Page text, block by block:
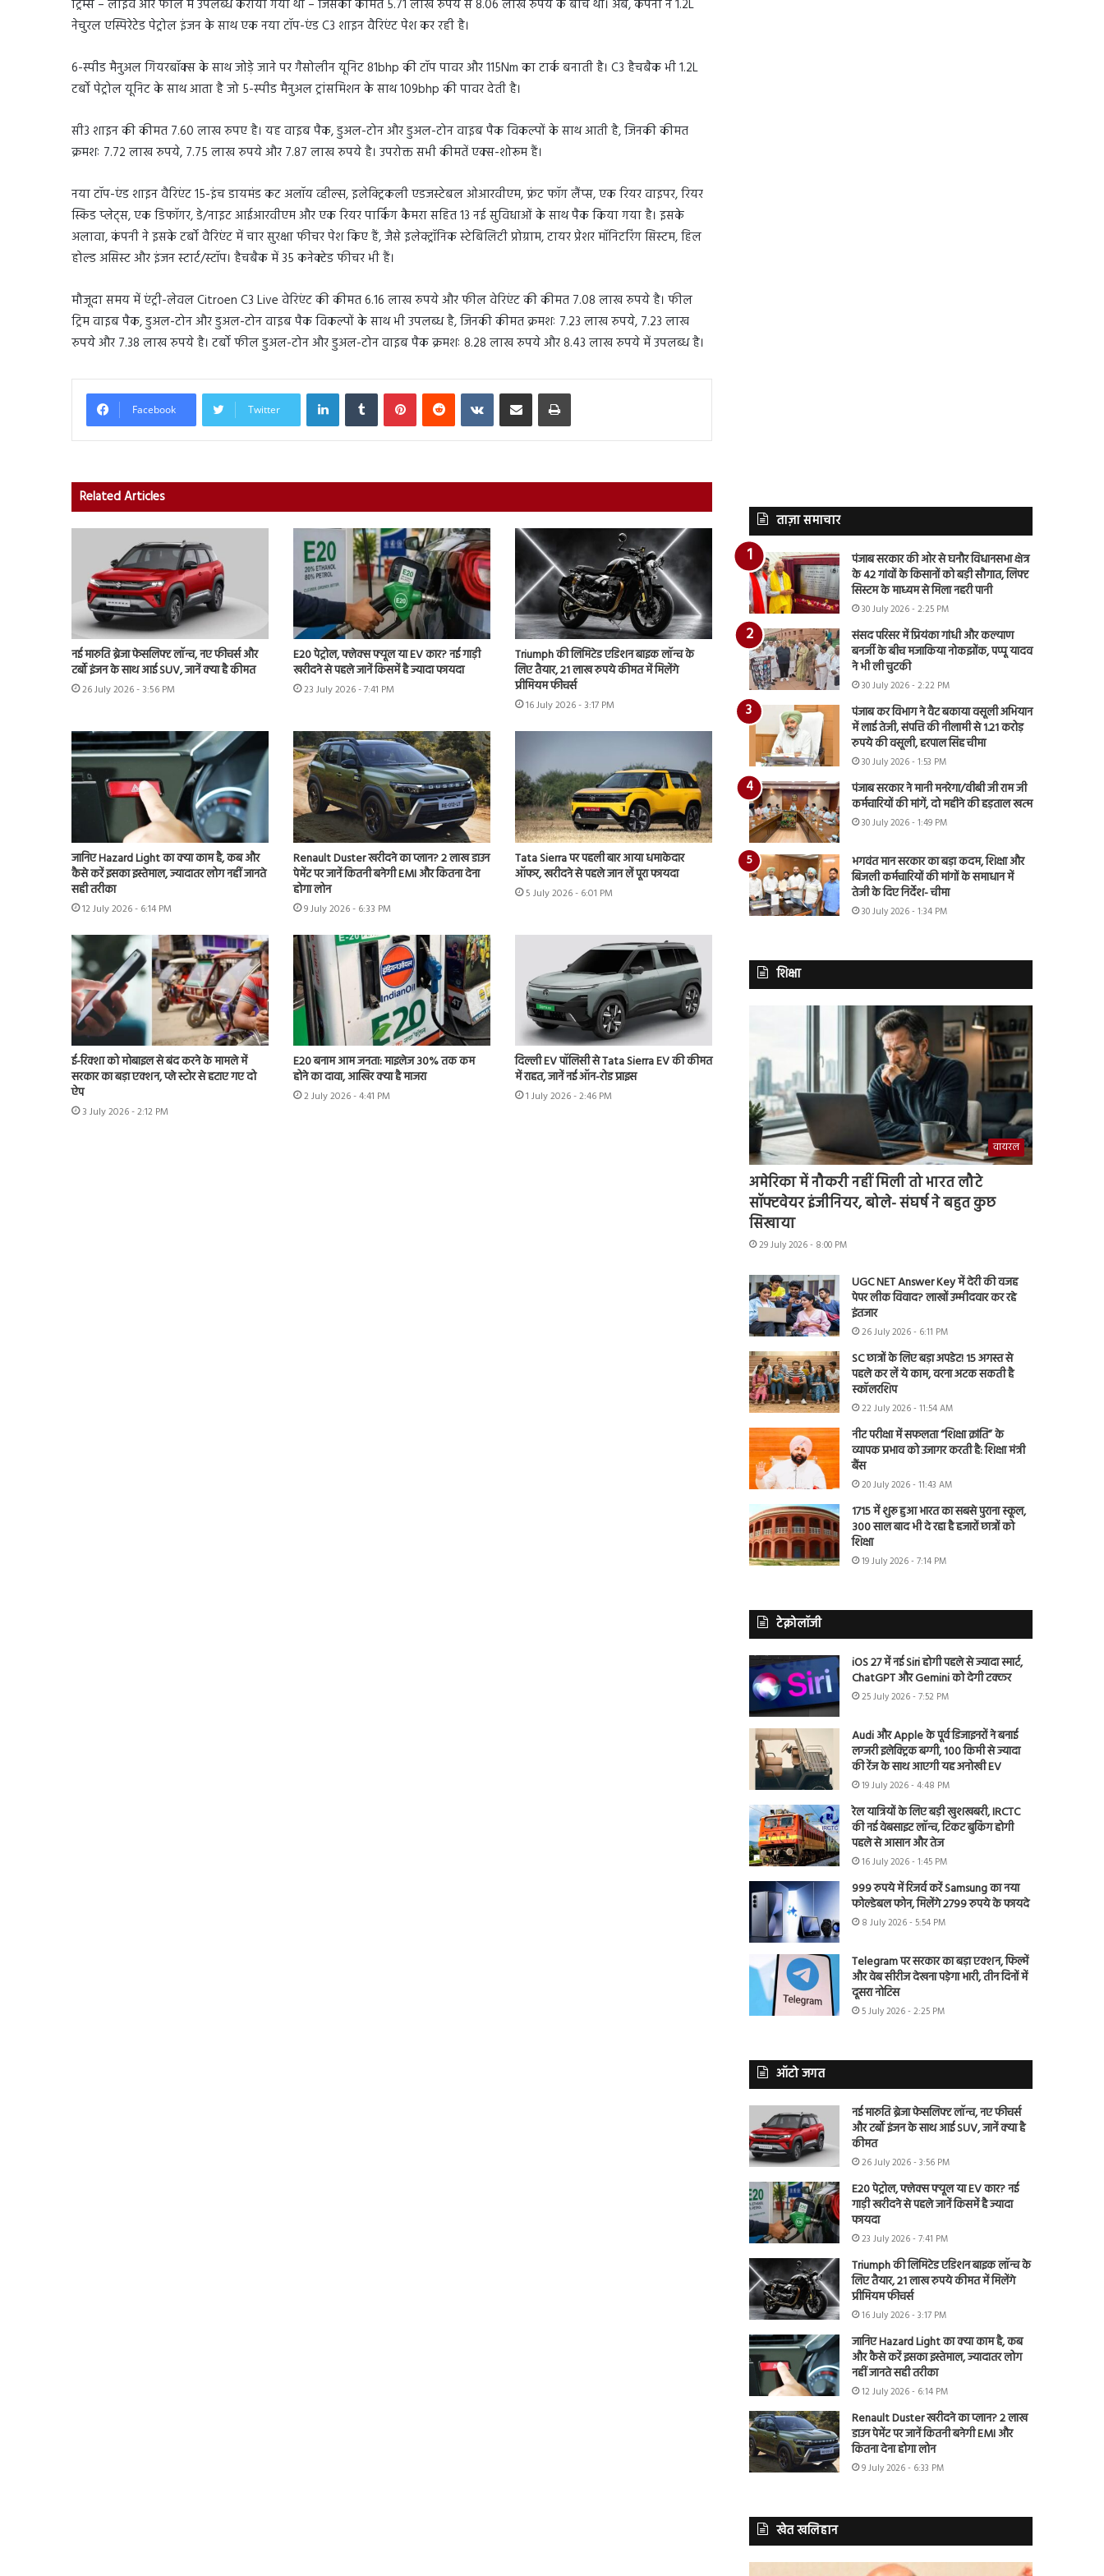
ट्रिम्स – लाइव और फील में उपलब्ध कराया गया था – जिसकी कीमत 5.71 लाख रुपये से 8.06 लाख रुपये के बीच थी। अब, कंपनी ने 1.2L
नेचुरल एस्पिरेटेड पेट्रोल इंजन के साथ एक नया टॉप-एंड C3 शाइन वैरिएंट पेश कर रही है।
6-स्पीड मैनुअल गियरबॉक्स के साथ जोड़े जाने पर गैसोलीन यूनिट 81bhp की टॉप पावर और 115Nm का टार्क बनाती है। C3 हैचबैक भी 1.2L
टर्बो पेट्रोल यूनिट के साथ आता है जो 5-स्पीड मैनुअल ट्रांसमिशन के साथ 109bhp की पावर देती है।
सी3 शाइन की कीमत 7.60 लाख रुपए है। यह वाइब पैक, डुअल-टोन और डुअल-टोन वाइब पैक विकल्पों के साथ आती है, जिनकी कीमत
क्रमशः 7.72 लाख रुपये, 7.75 लाख रुपये और 7.87 लाख रुपये है। उपरोक्त सभी कीमतें एक्स-शोरूम हैं।
नया टॉप-एंड शाइन वैरिएंट 15-इंच डायमंड कट अलॉय व्हील्स, इलेक्ट्रिकली एडजस्टेबल ओआरवीएम, फ्रंट फॉग लैंप्स, एक रियर वाइपर, रियर
स्किड प्लेट्स, एक डिफॉगर, डे/नाइट आईआरवीएम और एक रियर पार्किंग कैमरा सहित 13 नई सुविधाओं के साथ पैक किया गया है। इसके
अलावा, कंपनी ने इसके टर्बो वैरिएंट में चार सुरक्षा फीचर पेश किए हैं, जैसे इलेक्ट्रॉनिक स्टेबिलिटी प्रोग्राम, टायर प्रेशर मॉनिटरिंग सिस्टम, हिल
होल्ड असिस्ट और इंजन स्टार्ट/स्टॉप। हैचबैक में 35 कनेक्टेड फीचर भी हैं।
मौजूदा समय में एंट्री-लेवल Citroen C3 Live वेरिएंट की कीमत 6.16 लाख रुपये और फील वेरिएंट की कीमत 7.08 लाख रुपये है। फील
ट्रिम वाइब पैक, डुअल-टोन और डुअल-टोन वाइब पैक विकल्पों के साथ भी उपलब्ध है, जिनकी कीमत क्रमशः 7.23 लाख रुपये, 7.23 लाख
रुपये और 7.38 लाख रुपये है। टर्बो फील डुअल-टोन और डुअल-टोन वाइब पैक क्रमशः 8.28 लाख रुपये और 8.43 लाख रुपये में उपलब्ध है।
Facebook Twitter
LinkedInTumblr PinterestReddit VKontakteShare via Email Print
Related Articles
नई मारुति ब्रेजा फेसलिफ्ट लॉन्च, नए फीचर्स और
टर्बो इंजन के साथ आई SUV, जानें क्या है कीमत
26 July 2026 - 3:56 PM
E20 पेट्रोल, फ्लेक्स फ्यूल या EV कार? नई गाड़ी
खरीदने से पहले जानें किसमें है ज्यादा फायदा
23 July 2026 - 7:41 PM
Triumph की लिमिटेड एडिशन बाइक लॉन्च के
लिए तैयार, 21 लाख रुपये कीमत में मिलेंगे
प्रीमियम फीचर्स
16 July 2026 - 3:17 PM
जानिए Hazard Light का क्या काम है, कब और
कैसे करें इसका इस्तेमाल, ज्यादातर लोग नहीं जानते
सही तरीका
12 July 2026 - 6:14 PM
Renault Duster खरीदने का प्लान? 2 लाख डाउन
पेमेंट पर जानें कितनी बनेगी EMI और कितना देना
होगा लोन
9 July 2026 - 6:33 PM
Tata Sierra पर पहली बार आया धमाकेदार
ऑफर, खरीदने से पहले जान लें पूरा फायदा
5 July 2026 - 6:01 PM
ई-रिक्शा को मोबाइल से बंद करने के मामले में
सरकार का बड़ा एक्शन, प्ले स्टोर से हटाए गए दो
ऐप
3 July 2026 - 2:12 PM
E20 बनाम आम जनता: माइलेज 30% तक कम
होने का दावा, आखिर क्या है माजरा
2 July 2026 - 4:41 PM
दिल्ली EV पॉलिसी से Tata Sierra EV की कीमत
में राहत, जानें नई ऑन-रोड प्राइस
1 July 2026 - 2:46 PM
ताज़ा समाचार
पंजाब सरकार की ओर से घनौर विधानसभा क्षेत्र
के 42 गांवों के किसानों को बड़ी सौगात, लिफ्ट
सिस्टम के माध्यम से मिला नहरी पानी
30 July 2026 - 2:25 PM
संसद परिसर में प्रियंका गांधी और कल्याण
बनर्जी के बीच मजाकिया नोकझोंक, पप्पू यादव
ने भी ली चुटकी
30 July 2026 - 2:22 PM
पंजाब कर विभाग ने वैट बकाया वसूली अभियान
में लाई तेजी, संपत्ति की नीलामी से 1.21 करोड़
रुपये की वसूली, हरपाल सिंह चीमा
30 July 2026 - 1:53 PM
पंजाब सरकार ने मानी मनरेगा/वीबी जी राम जी
कर्मचारियों की मांगें, दो महीने की हड़ताल खत्म
30 July 2026 - 1:49 PM
भगवंत मान सरकार का बड़ा कदम, शिक्षा और
बिजली कर्मचारियों की मांगों के समाधान में
तेजी के दिए निर्देश- चीमा
30 July 2026 - 1:34 PM
शिक्षा
वायरल
अमेरिका में नौकरी नहीं मिली तो भारत लौटे
सॉफ्टवेयर इंजीनियर, बोले- संघर्ष ने बहुत कुछ
सिखाया
29 July 2026 - 8:00 PM
UGC NET Answer Key में देरी की वजह
पेपर लीक विवाद? लाखों उम्मीदवार कर रहे
इंतजार
26 July 2026 - 6:11 PM
SC छात्रों के लिए बड़ा अपडेट! 15 अगस्त से
पहले कर लें ये काम, वरना अटक सकती है
स्कॉलरशिप
22 July 2026 - 11:54 AM
नीट परीक्षा में सफलता “शिक्षा क्रांति” के
व्यापक प्रभाव को उजागर करती है: शिक्षा मंत्री
बैंस
20 July 2026 - 11:43 AM
1715 में शुरू हुआ भारत का सबसे पुराना स्कूल,
300 साल बाद भी दे रहा है हजारों छात्रों को
शिक्षा
19 July 2026 - 7:14 PM
टेक्नोलॉजी
iOS 27 में नई Siri होगी पहले से ज्यादा स्मार्ट,
ChatGPT और Gemini को देगी टक्कर
25 July 2026 - 7:52 PM
Audi और Apple के पूर्व डिजाइनरों ने बनाई
लग्जरी इलेक्ट्रिक बग्गी, 100 किमी से ज्यादा
की रेंज के साथ आएगी यह अनोखी EV
19 July 2026 - 4:48 PM
रेल यात्रियों के लिए बड़ी खुशखबरी, IRCTC
की नई वेबसाइट लॉन्च, टिकट बुकिंग होगी
पहले से आसान और तेज
16 July 2026 - 1:45 PM
999 रुपये में रिजर्व करें Samsung का नया
फोल्डेबल फोन, मिलेंगे 2799 रुपये के फायदे
8 July 2026 - 5:54 PM
Telegram पर सरकार का बड़ा एक्शन, फिल्में
और वेब सीरीज देखना पड़ेगा भारी, तीन दिनों में
दूसरा नोटिस
5 July 2026 - 2:25 PM
ऑटो जगत
नई मारुति ब्रेजा फेसलिफ्ट लॉन्च, नए फीचर्स
और टर्बो इंजन के साथ आई SUV, जानें क्या है
कीमत
26 July 2026 - 3:56 PM
E20 पेट्रोल, फ्लेक्स फ्यूल या EV कार? नई
गाड़ी खरीदने से पहले जानें किसमें है ज्यादा
फायदा
23 July 2026 - 7:41 PM
Triumph की लिमिटेड एडिशन बाइक लॉन्च के
लिए तैयार, 21 लाख रुपये कीमत में मिलेंगे
प्रीमियम फीचर्स
16 July 2026 - 3:17 PM
जानिए Hazard Light का क्या काम है, कब
और कैसे करें इसका इस्तेमाल, ज्यादातर लोग
नहीं जानते सही तरीका
12 July 2026 - 6:14 PM
Renault Duster खरीदने का प्लान? 2 लाख
डाउन पेमेंट पर जानें कितनी बनेगी EMI और
कितना देना होगा लोन
9 July 2026 - 6:33 PM
खेत खलिहान